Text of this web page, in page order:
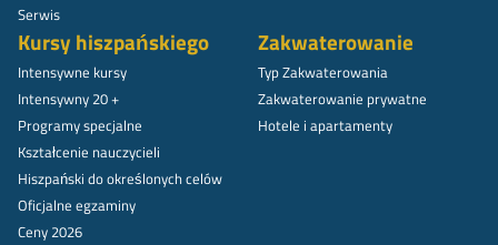
Serwis
Kursy hiszpańskiego
Intensywne kursy
Intensywny 20 +
Programy specjalne
Kształcenie nauczycieli
Hiszpański do określonych celów
Oficjalne egzaminy
Ceny 2026
Zakwaterowanie
Typ Zakwaterowania
Zakwaterowanie prywatne
Hotele i apartamenty